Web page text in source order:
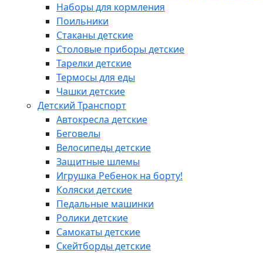
Наборы для кормления
Поильники
Стаканы детские
Столовые приборы детские
Тарелки детские
Термосы для еды
Чашки детские
Детский Транспорт
Автокресла детские
Беговелы
Велосипеды детские
Защитные шлемы
Игрушка Ребенок на борту!
Коляски детские
Педальные машинки
Ролики детские
Самокаты детские
Скейтборды детские